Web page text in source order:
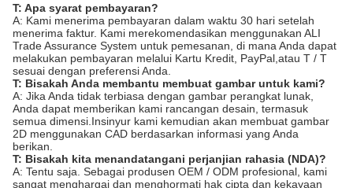
T: Apa syarat pembayaran?
A: Kami menerima pembayaran dalam waktu 30 hari setelah
menerima faktur. Kami merekomendasikan menggunakan ALI
Trade Assurance System untuk pemesanan, di mana Anda dapat
melakukan pembayaran melalui Kartu Kredit, PayPal,atau T / T
sesuai dengan preferensi Anda.
T: Bisakah Anda membantu membuat gambar untuk kami?
A: Jika Anda tidak terbiasa dengan gambar perangkat lunak,
Anda dapat memberikan kami rancangan desain, termasuk
semua dimensi.Insinyur kami kemudian akan membuat gambar
2D menggunakan CAD berdasarkan informasi yang Anda
berikan.
T: Bisakah kita menandatangani perjanjian rahasia (NDA)?
A: Tentu saja. Sebagai produsen OEM / ODM profesional, kami
sangat menghargai dan menghormati hak cipta dan kekayaan